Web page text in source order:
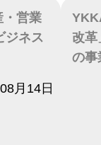
・営業
ジネス
月14日
改革
の事